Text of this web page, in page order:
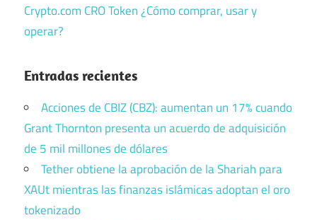
Crypto.com CRO Token ¿Cómo comprar, usar y
operar?
Entradas recientes
Acciones de CBIZ (CBZ): aumentan un 17% cuando
Grant Thornton presenta un acuerdo de adquisición
de 5 mil millones de dólares
Tether obtiene la aprobación de la Shariah para
XAUt mientras las finanzas islámicas adoptan el oro
tokenizado